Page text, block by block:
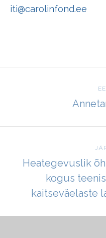
iti@carolinfond.ee
Heategevuslik
kogus
kaitseväelaste